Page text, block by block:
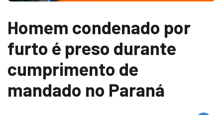
Homem condenado por
furto é preso durante
cumprimento de
mandado no Paraná